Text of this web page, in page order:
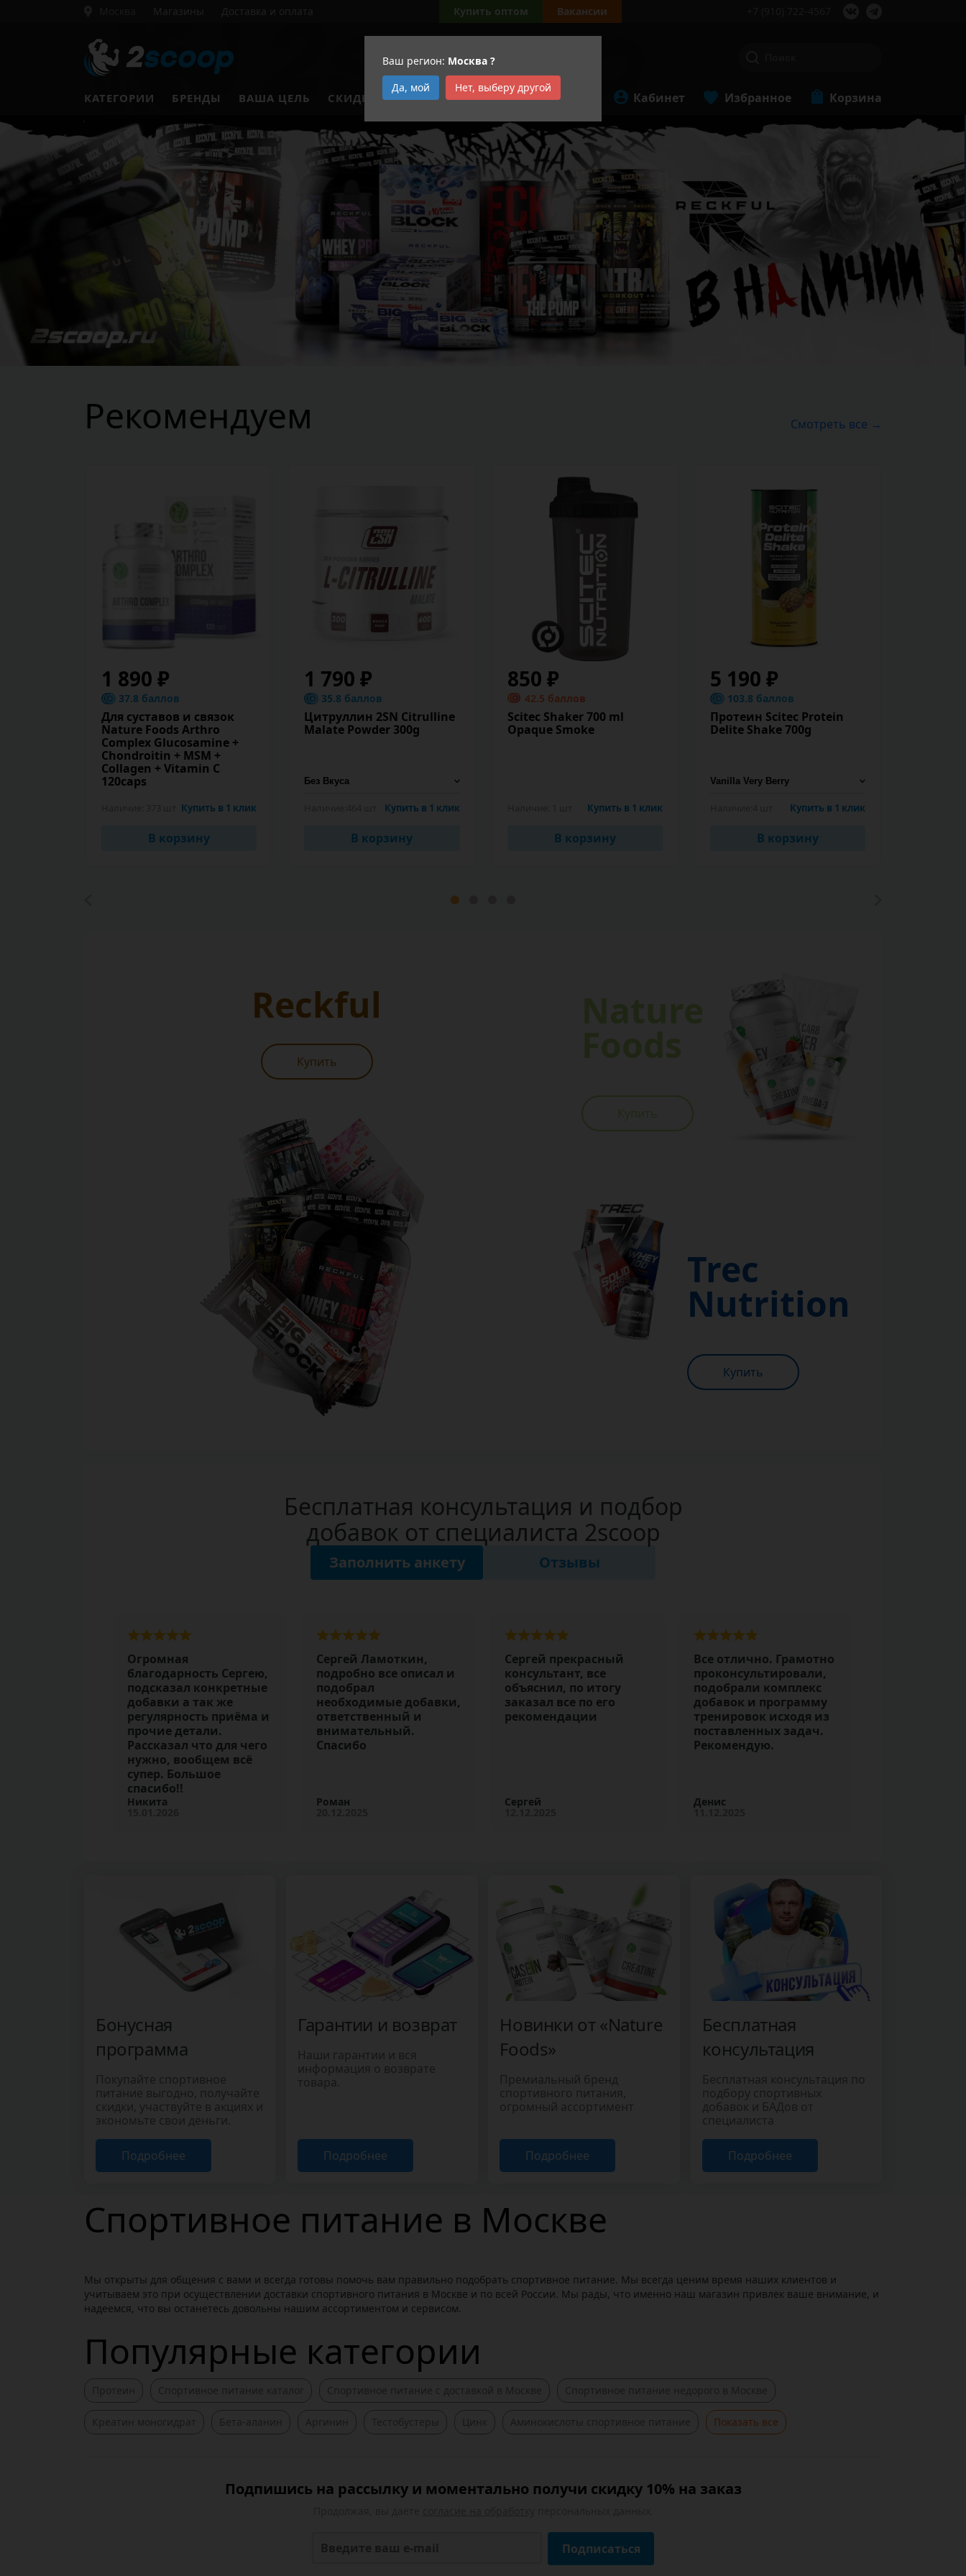
Ваш регион: Москва ?
Да, мой
Нет, выберу другой
Магазины Доставка и оплата Купить оптом Вакансии
КАТЕГОРИИ БРЕНДЫ ВАША ЦЕЛЬ СКИДКИ АКЦИИ Кабинет Избранное Корзина
Рекомендуем Смотреть все →
1 890 ₽
37.8 баллов
Для суставов и связок
Nature Foods Arthro
Complex Glucosamine +
Chondroitin + MSM +
Collagen + Vitamin C
120caps
Купить в 1 клик
В корзину
1 790 ₽
35.8 баллов
Цитруллин 2SN Citrulline
Malate Powder 300g
Купить в 1 клик
В корзину
850 ₽
42.5 баллов
Scitec Shaker 700 ml
Opaque Smoke
Купить в 1 клик
В корзину
5 190 ₽
103.8 баллов
Протеин Scitec Protein
Delite Shake 700g
Купить в 1 клик
В корзину
Reckful
Купить
Nature
Foods
Купить
Trec
Nutrition
Купить
Бесплатная консультация и подбор
добавок от специалиста 2scoop
Заполнить анкету Отзывы
Огромная
благодарность Сергею,
подсказал конкретные
добавки а так же
регулярность приёма и
прочие детали.
Рассказал что для чего
нужно, вообщем всё
супер. Большое
спасибо!!
Никита
Сергей Ламоткин,
подробно все описал и
подобрал
необходимые добавки,
ответственный и
внимательный.
Спасибо
Роман
Сергей прекрасный
консультант, все
объяснил, по итогу
заказал все по его
рекомендации
Сергей
12.12.2025
Все отлично. Грамотно
проконсультировали,
подобрали комплекс
добавок и программу
тренировок исходя из
поставленных задач.
Рекомендую.
Денис
11.12.2025
Бонусная
программа
Покупайте спортивное
питание выгодно, получайте
скидки, участвуйте в акциях и
экономьте свои деньги.
Подробнее
Гарантии и возврат
Наши гарантии и вся
информация о возврате
товара.
Подробнее
Новинки от «Nature
Foods»
Премиальный бренд
спортивного питания,
огромный ассортимент
Подробнее
Бесплатная
консультация
Бесплатная консультация по
подбору спортивных
добавок и БАДов от
специалиста
Подробнее
Спортивное питание в Москве
Мы открыты для общения с вами и всегда готовы помочь вам правильно подобрать спортивное питание. Мы всегда ценим время наших клиентов и
учитываем это при осуществлении доставки спортивного питания в Москве и по всей России. Мы рады, что именно наш магазин привлек ваше внимание, и
надеемся, что вы останетесь довольны нашим ассортиментом и сервисом.
Популярные категории
Показать все
Подпишись на рассылку и моментально получи скидку 10% на заказ
Подписаться